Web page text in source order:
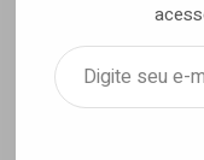
Digite seu e-mail…